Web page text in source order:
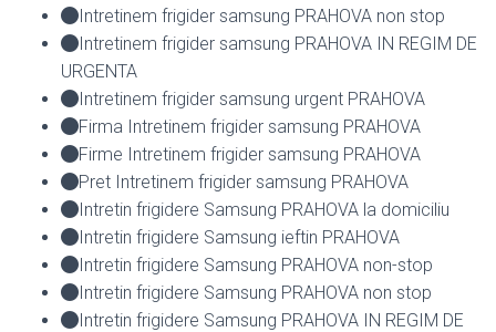
Intretinem frigider samsung PRAHOVA non stop
Intretinem frigider samsung PRAHOVA IN REGIM DE
URGENTA
Intretinem frigider samsung urgent PRAHOVA
Firma Intretinem frigider samsung PRAHOVA
Firme Intretinem frigider samsung PRAHOVA
Pret Intretinem frigider samsung PRAHOVA
Intretin frigidere Samsung PRAHOVA la domiciliu
Intretin frigidere Samsung ieftin PRAHOVA
Intretin frigidere Samsung PRAHOVA non-stop
Intretin frigidere Samsung PRAHOVA non stop
Intretin frigidere Samsung PRAHOVA IN REGIM DE